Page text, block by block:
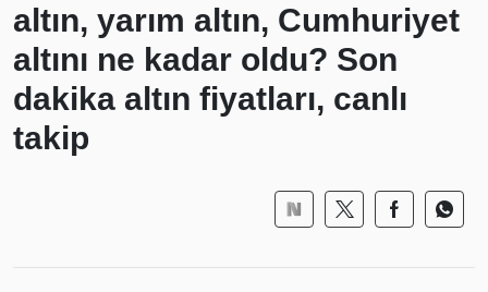
altın, yarım altın, Cumhuriyet
altını ne kadar oldu? Son
dakika altın fiyatları, canlı
takip